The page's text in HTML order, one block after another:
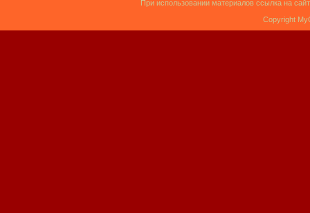
При использовании материалов ссылка на
Copyright